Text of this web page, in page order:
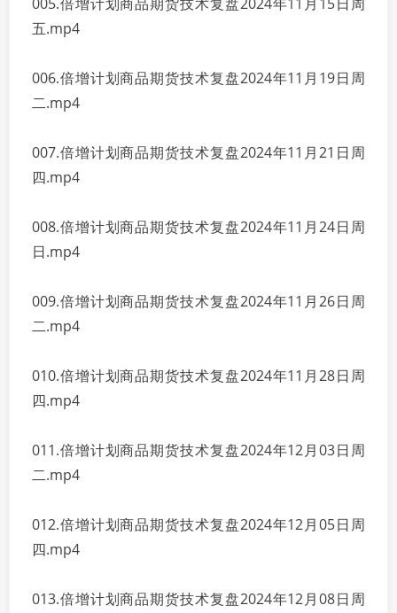
五.mp4
006.倍增计划商品期货技术复盘2024年11月19日周
二.mp4
007.倍增计划商品期货技术复盘2024年11月21日周
四.mp4
008.倍增计划商品期货技术复盘2024年11月24日周
日.mp4
009.倍增计划商品期货技术复盘2024年11月26日周
二.mp4
010.倍增计划商品期货技术复盘2024年11月28日周
四.mp4
011.倍增计划商品期货技术复盘2024年12月03日周
二.mp4
012.倍增计划商品期货技术复盘2024年12月05日周
四.mp4
013.倍增计划商品期货技术复盘2024年12月08日周